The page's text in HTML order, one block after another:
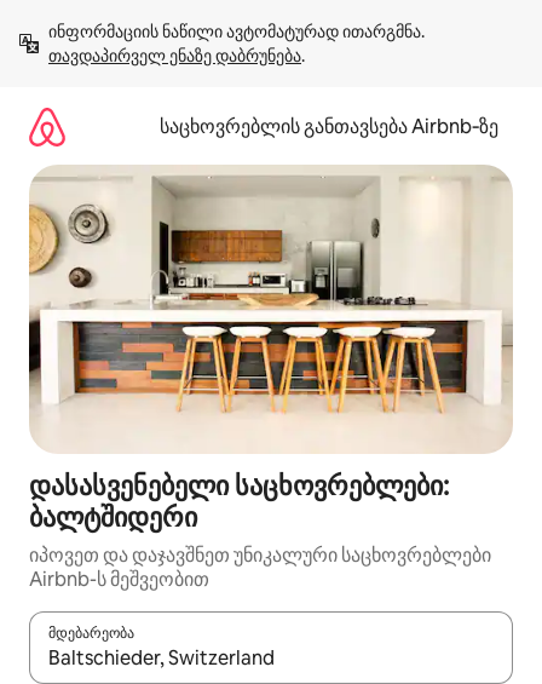
გადასვლა
თავდაპირველ ენაზე დაბრუნება.
საცხოვრებლის განთავსება Airbnb‑ზე
დასასვენებელი საცხოვრებლები:
ბალტშიდერი
იპოვეთ და დაჯავშნეთ უნიკალური საცხოვრებლები
Airbnb-ს მეშვეობით
მდებარეობა
როცა შედეგები ხელმისაწვდომი გახდება, ნავიგაციისთვის